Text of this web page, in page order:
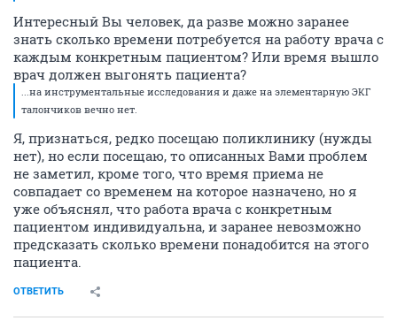
Интересный Вы человек, да разве можно заранее
знать сколько времени потребуется на работу врача с
каждым конкретным пациентом? Или время вышло
врач должен выгонять пациента?
...на инструментальные исследования и даже на элементарную ЭКГ
талончиков вечно нет.
Я, признаться, редко посещаю поликлинику (нужды
нет), но если посещаю, то описанных Вами проблем
не заметил, кроме того, что время приема не
совпадает со временем на которое назначено, но я
уже объяснял, что работа врача с конкретным
пациентом индивидуальна, и заранее невозможно
предсказать сколько времени понадобится на этого
пациента.
ОТВЕТИТЬ